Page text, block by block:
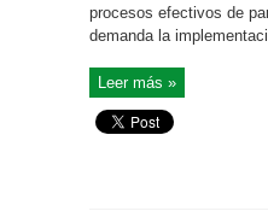
procesos efectivos de
demanda la
Leer más »